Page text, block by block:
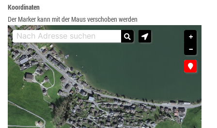
Koordinaten
Der Marker kann mit der Maus verschoben werden
+
−